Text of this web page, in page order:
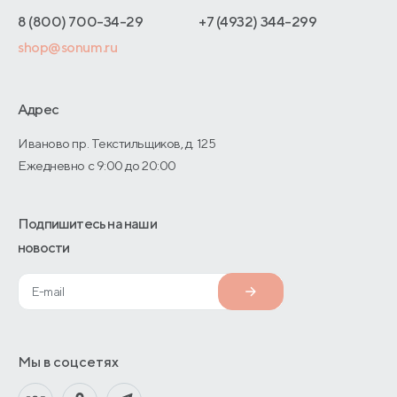
Адреса магазинов
Договор-оферты
Оптовые продажи
О производстве
8 (800) 700-34-29
+7 (4932) 344-299
shop@sonum.ru
Адрес
Иваново пр. Текстильщиков, д. 125
Ежедневно с 9:00 до 20:00
Подпишитесь на наши
новости
Мы в соцсетях